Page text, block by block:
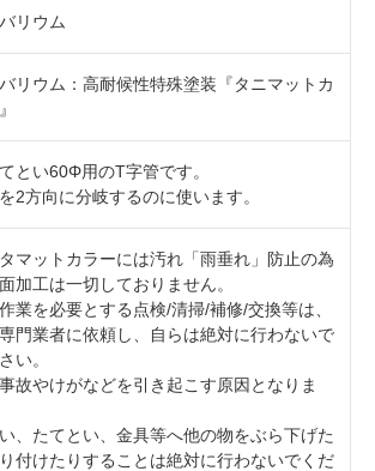
リウム
リウム：高耐候性特殊塗装『タニマットカ
とい60Φ用のT字管です。
2方向に分岐するのに使います。
マットカラーには汚れ「雨垂れ」防止の為
加工は一切しておりません。
業を必要とする点検/清掃/補修/交換等は、
門業者に依頼し、自らは絶対に行わないで
い。
故やけがなどを引き起こす原因となりま
、たてとい、金具等へ他の物をぶら下げた
付けたりすることは絶対に行わないでくだ